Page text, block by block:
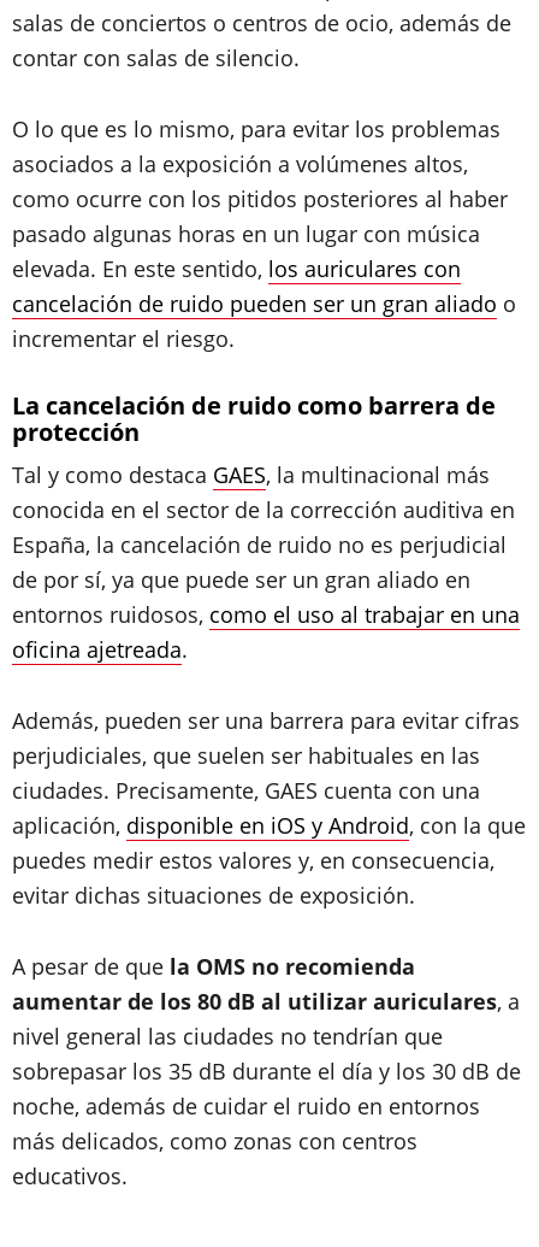
salas de conciertos o centros de ocio, además de
contar con salas de silencio.
O lo que es lo mismo, para evitar los problemas
asociados a la exposición a volúmenes altos,
como ocurre con los pitidos posteriores al haber
pasado algunas horas en un lugar con música
elevada. En este sentido, los auriculares con
cancelación de ruido pueden ser un gran aliado o
incrementar el riesgo.
La cancelación de ruido como barrera de
protección
Tal y como destaca GAES, la multinacional más
conocida en el sector de la corrección auditiva en
España, la cancelación de ruido no es perjudicial
de por sí, ya que puede ser un gran aliado en
entornos ruidosos, como el uso al trabajar en una
oficina ajetreada.
Además, pueden ser una barrera para evitar cifras
perjudiciales, que suelen ser habituales en las
ciudades. Precisamente, GAES cuenta con una
aplicación, disponible en iOS y Android, con la que
puedes medir estos valores y, en consecuencia,
evitar dichas situaciones de exposición.
A pesar de que la OMS no recomienda
aumentar de los 80 dB al utilizar auriculares, a
nivel general las ciudades no tendrían que
sobrepasar los 35 dB durante el día y los 30 dB de
noche, además de cuidar el ruido en entornos
más delicados, como zonas con centros
educativos.